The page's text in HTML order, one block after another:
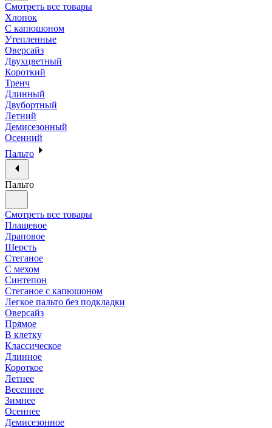
Смотреть все товары
Хлопок
С капюшоном
Утепленные
Оверсайз
Двухцветный
Короткий
Тренч
Длинный
Двубортный
Летний
Демисезонный
Осенний
Пальто
Пальто
Смотреть все товары
Плащевое
Драповое
Шерсть
Стеганое
С мехом
Синтепон
Стеганое с капюшоном
Легкое пальто без подкладки
Оверсайз
Прямое
В клетку
Классическое
Длинное
Короткое
Летнее
Весеннее
Зимнее
Осеннее
Демисезонное